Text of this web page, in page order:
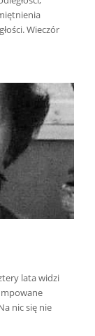
Wieczór
lata widzi
nic się nie
Antoni Radczenko
Grzegorz Górny